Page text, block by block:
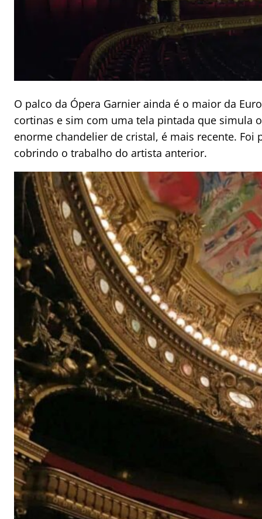
O palco da Ópera Garnier ainda é o maior da
cortinas e sim com uma tela pintada que simula
enorme chandelier de cristal, é mais recente.
cobrindo o trabalho do artista anterior.